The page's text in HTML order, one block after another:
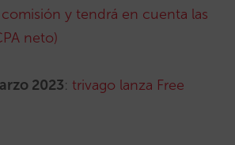
y tendrá en cuenta las
neto)
2023: trivago lanza Free